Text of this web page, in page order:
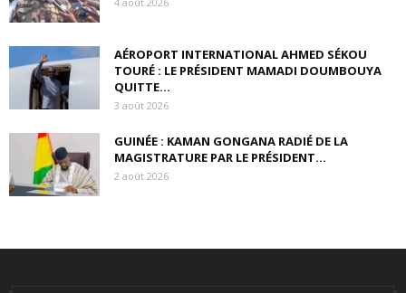
AÉROPORT INTERNATIONAL AHMED SÉKOU
TOURÉ : LE PRÉSIDENT MAMADI DOUMBOUYA
QUITTE...
3 août 2026
GUINÉE : KAMAN GONGANA RADIÉ DE LA
MAGISTRATURE PAR LE PRÉSIDENT...
2 août 2026